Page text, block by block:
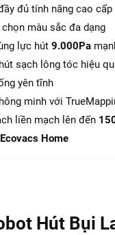
đủ tính năng cao cấp
màu sắc đa dạng
lực hút 9.000Pa
sạch lông tóc hiệu
yên tĩnh
minh với
liền mạch lên đến
Ecovacs Home
Hút Bụi